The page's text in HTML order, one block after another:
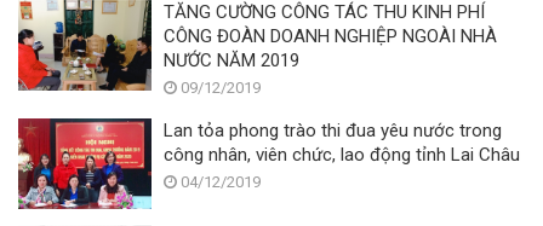
TĂNG CƯỜNG CÔNG TÁC THU KINH PHÍ
CÔNG ĐOÀN DOANH NGHIỆP NGOÀI NHÀ
NƯỚC NĂM 2019
09/12/2019
Lan tỏa phong trào thi đua yêu nước trong
công nhân, viên chức, lao động tỉnh Lai Châu
04/12/2019